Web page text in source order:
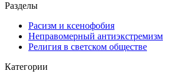
Разделы
Расизм и ксенофобия
Неправомерный антиэкстремизм
Религия в светском обществе
Категории